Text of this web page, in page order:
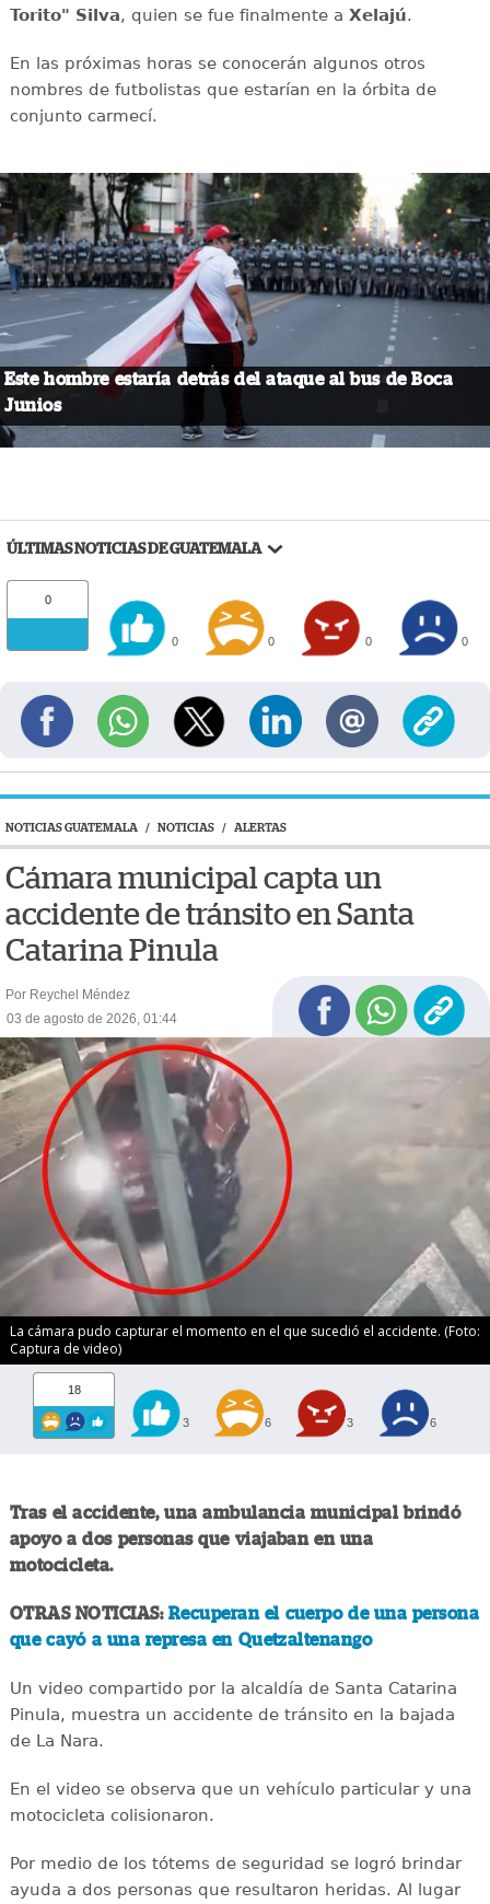
Torito" Silva, quien se fue finalmente a Xelajú.
En las próximas horas se conocerán algunos otros
nombres de futbolistas que estarían en la órbita de
conjunto carmecí.
Este hombre estaría detrás del ataque al bus de Boca
Junios
ÚLTIMAS NOTICIAS DE GUATEMALA
0
0 0 0 0
NOTICIAS GUATEMALA / NOTICIAS / ALERTAS
Cámara municipal capta un
accidente de tránsito en Santa
Catarina Pinula
Por Reychel Méndez
03 de agosto de 2026, 01:44
La cámara pudo capturar el momento en el que sucedió el accidente. (Foto:
Captura de video)
18
3 6 3 6
Tras el accidente, una ambulancia municipal brindó
apoyo a dos personas que viajaban en una
motocicleta.
OTRAS NOTICIAS: Recuperan el cuerpo de una persona
que cayó a una represa en Quetzaltenango
Un video compartido por la alcaldía de Santa Catarina
Pinula, muestra un accidente de tránsito en la bajada
de La Nara.
En el video se observa que un vehículo particular y una
motocicleta colisionaron.
Por medio de los tótems de seguridad se logró brindar
ayuda a dos personas que resultaron heridas. Al lugar